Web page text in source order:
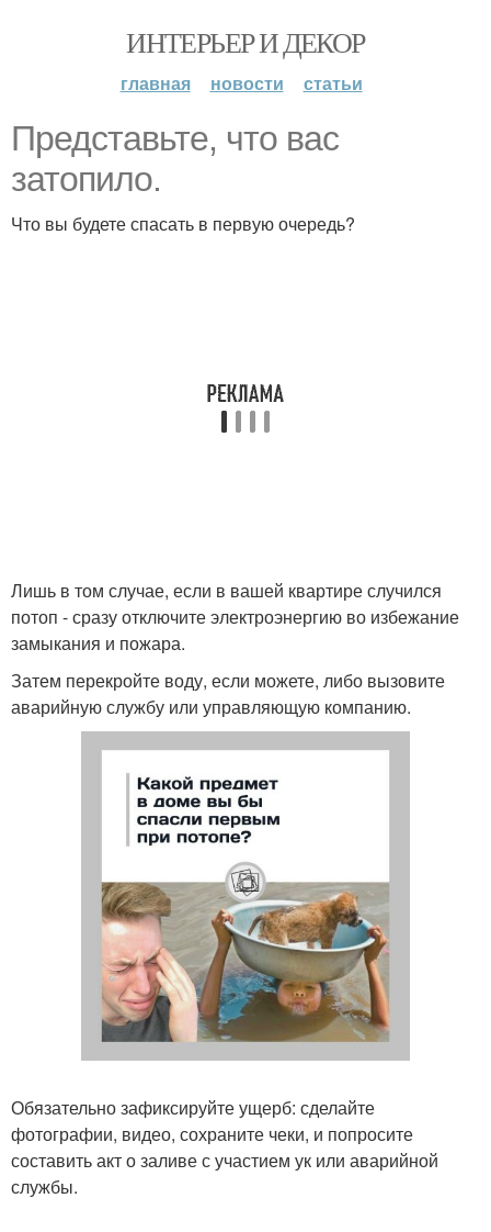
ИНТЕРЬЕР И ДЕКОР
главная новости статьи
Представьте, что вас
затопило.
Что вы будете спасать в первую очередь?
Лишь в том случае, если в вашей квартире случился
потоп - сразу отключите электроэнергию во избежание
замыкания и пожара.
Затем перекройте воду, если можете, либо вызовите
аварийную службу или управляющую компанию.
Обязательно зафиксируйте ущерб: сделайте
фотографии, видео, сохраните чеки, и попросите
составить акт о заливе с участием ук или аварийной
службы.